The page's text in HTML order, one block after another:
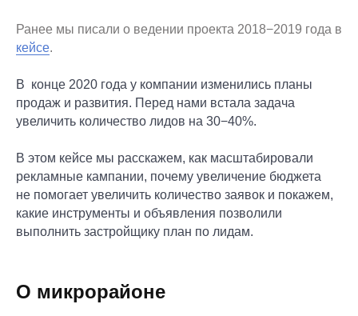
Ранее мы писали о ведении проекта 2018−2019 года в
кейсе.
В конце 2020 года у компании изменились планы
продаж и развития. Перед нами встала задача
увеличить количество лидов на 30−40%.
В этом кейсе мы расскажем, как масштабировали
рекламные кампании, почему увеличение бюджета
не помогает увеличить количество заявок и покажем,
какие инструменты и объявления позволили
выполнить застройщику план по лидам.
О микрорайоне